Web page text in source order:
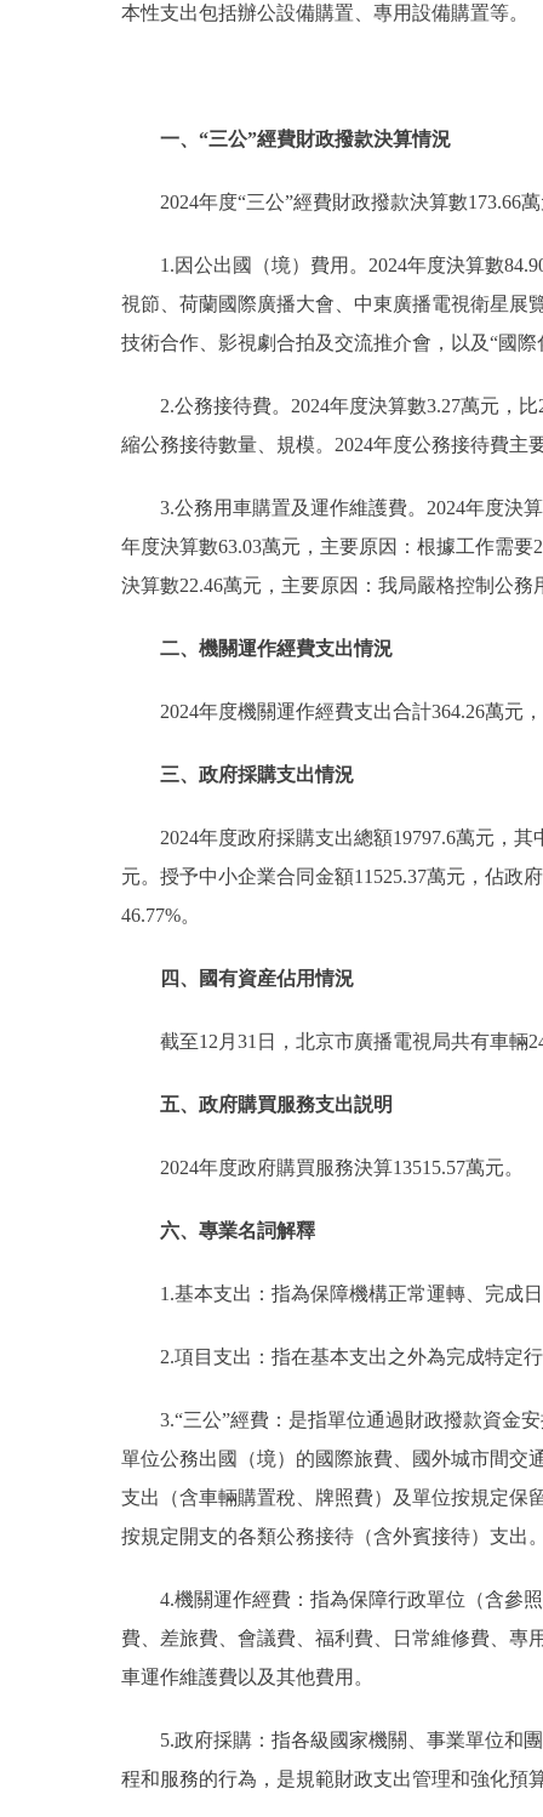
本性支出包括辦公設備購置、專用設備購置等。
一、“三公”經費財政撥款決算情況
2024年度“三公”經費財政撥款決算數173.66
1.因公出國（境）費用。2024年度決算數
視節、荷蘭國際廣播大會、中東廣播電視衛星展
技術合作、影視劇合拍及交流推介會，以及“國
2.公務接待費。2024年度決算數3.27萬元，
縮公務接待數量、規模。2024年度公務接待費主
3.公務用車購置及運作維護費。2024年度決
年度決算數63.03萬元，主要原因：根據工作需
決算數22.46萬元，主要原因：我局嚴格控制公
二、機關運作經費支出情況
2024年度機關運作經費支出合計364.26萬元
三、政府採購支出情況
2024年度政府採購支出總額19797.6萬元，
元。授予中小企業合同金額11525.37萬元，佔政
46.77%。
四、國有資産佔用情況
截至12月31日，北京市廣播電視局共有車輛
五、政府購買服務支出説明
2024年度政府購買服務決算13515.57萬元。
六、專業名詞解釋
1.基本支出：指為保障機構正常運轉、完成
2.項目支出：指在基本支出之外為完成特定
3.“三公”經費：是指單位通過財政撥款資金
單位公務出國（境）的國際旅費、國外城市間交
支出（含車輛購置稅、牌照費）及單位按規定保
按規定開支的各類公務接待（含外賓接待）支出
4.機關運作經費：指為保障行政單位（含參
費、差旅費、會議費、福利費、日常維修費、專
車運作維護費以及其他費用。
5.政府採購：指各級國家機關、事業單位和
程和服務的行為，是規範財政支出管理和強化預